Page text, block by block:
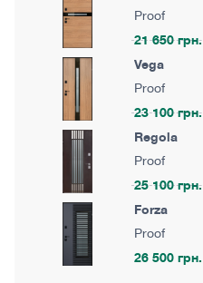
Proof
21 650 грн.
Vega
Proof
23 100 грн.
Regola
Proof
25 100 грн.
Forza
Proof
26 500 грн.